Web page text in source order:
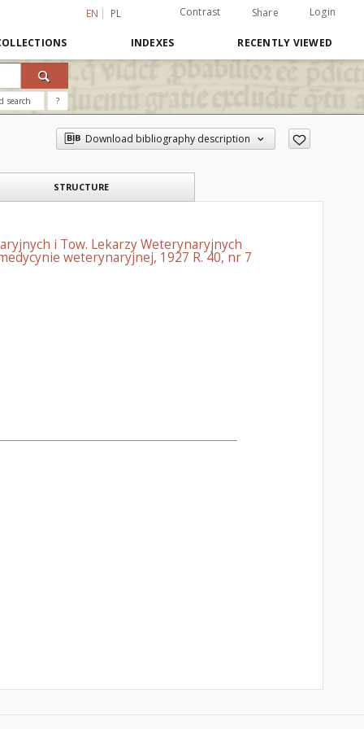
EN PL Contrast Share Login
INDEXES RECENTLY VIEWED
search ?
Download bibliography description
STRUCTURE
i Tow. Lekarzy Weterynaryjnych
weterynaryjnej, 1927 R. 40, nr 7